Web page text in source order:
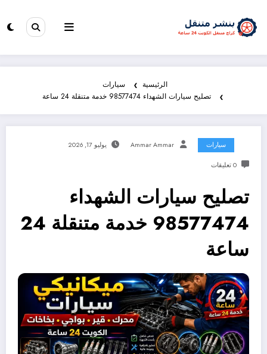
الرئيسية
سيارات
تصليح سيارات الشهداء 98577474 خدمة متنقلة 24 ساعة
سيارات Ammar Ammar يوليو 17, 2026
0 تعليقات
تصليح سيارات الشهداء
98577474 خدمة متنقلة 24
ساعة